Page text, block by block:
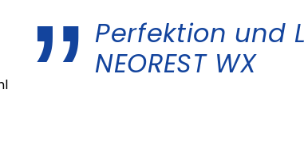
Perfektion und
NEOREST WX